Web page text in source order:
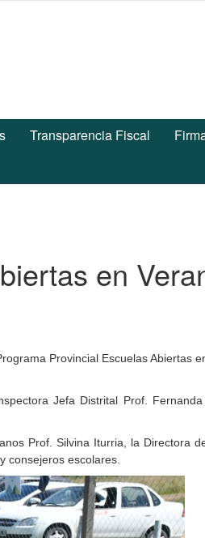
Transparencia Fiscal
en
Provincial Escuelas Abiertas
Jefa Distrital Prof.
Prof. Silvina Iturria, la Directora
consejeros escolares.